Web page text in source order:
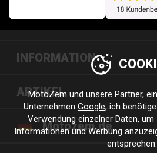
INFORMATION
ARTIKEL
Motozem.de
MotoZem und unsere Partner,
Unternehmen Google, ich
Verwendung einzelner Daten,
Informationen und Werbung
entsprechen.